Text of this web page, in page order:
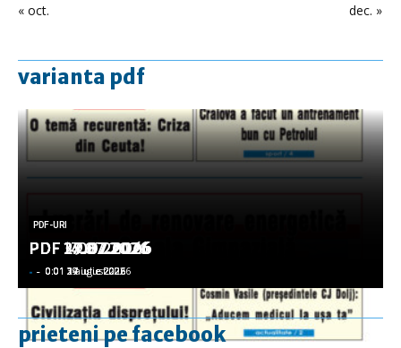
« oct. dec. »
varianta pdf
PDF-URI
PDF 3.08.2026
- - 0:01 3 august 2026
PDF-URI
PDF 29.07.2026
- - 0:01 29 iulie 2026
PDF-URI
PDF 27.07.2026
- - 0:01 27 iulie 2026
PDF-URI
PDF 17.07.2026
- - 0:01 17 iulie 2026
PDF-URI
PDF 14.07.2026
- - 0:01 14 iulie 2026
prieteni pe facebook